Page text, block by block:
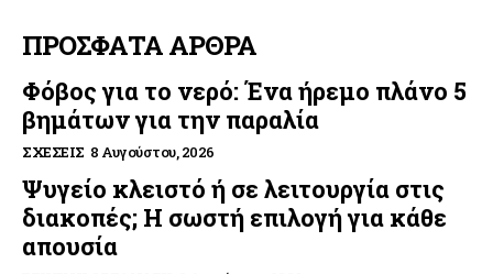
ΠΡΟΣΦΑΤΑ ΑΡΘΡΑ
Φόβος για το νερό: Ένα ήρεμο πλάνο 5
βημάτων για την παραλία
ΣΧΈΣΕΙΣ 8 Αυγούστου, 2026
Ψυγείο κλειστό ή σε λειτουργία στις
διακοπές; Η σωστή επιλογή για κάθε
απουσία